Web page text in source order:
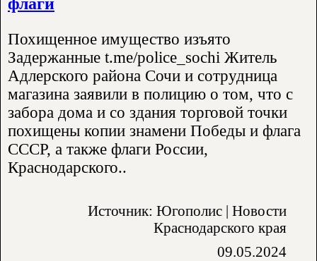
Похищенное имущество изъято
Задержанные t.me/police_sochi Житель
Адлерского района Сочи и сотрудница
магазина заявили в полицию о том, что с
забора дома и со здания торговой точки
похищены копии знамени Победы и флага
СССР, а также флаги России,
Краснодарского..
Источник: Югополис | Новости
Краснодарского края
09.05.2024